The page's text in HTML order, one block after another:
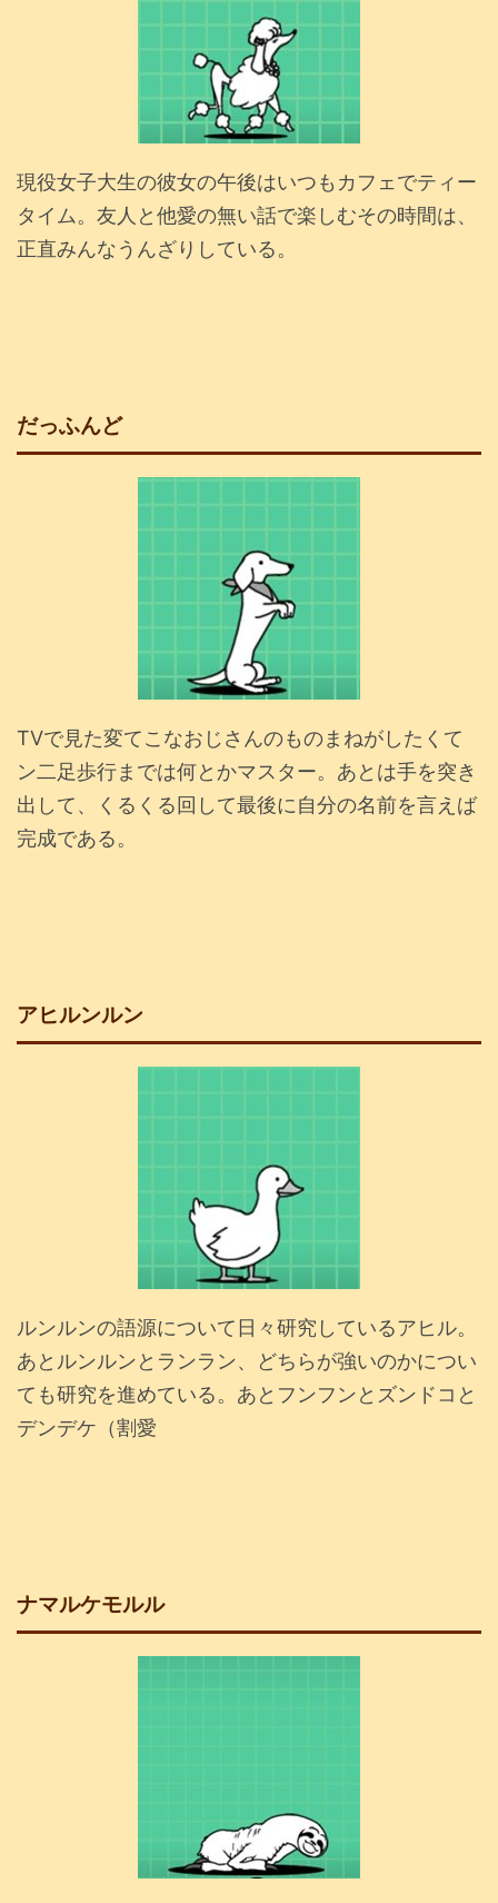
現役女子大生の彼女の午後はいつもカフェでティー
タイム。友人と他愛の無い話で楽しむその時間は、
正直みんなうんざりしている。
だっふんど
TVで見た変てこなおじさんのものまねがしたくて
ン二足歩行までは何とかマスター。あとは手を突き
出して、くるくる回して最後に自分の名前を言えば
完成である。
アヒルンルン
ルンルンの語源について日々研究しているアヒル。
あとルンルンとランラン、どちらが強いのかについ
ても研究を進めている。あとフンフンとズンドコと
デンデケ（割愛
ナマルケモルル